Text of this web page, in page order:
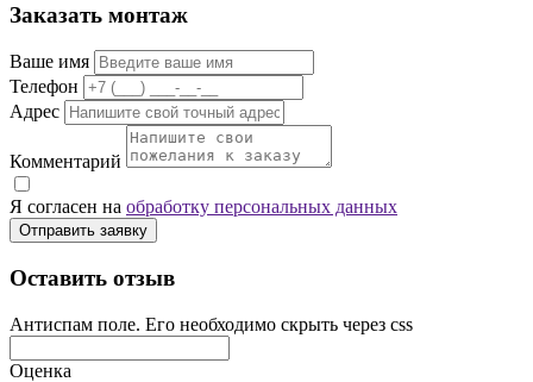
Заказать монтаж
Ваше имя
Телефон
Адрес
Комментарий
Я согласен на обработку персональных данных
Отправить заявку
Оставить отзыв
Антиспам поле. Его необходимо скрыть через css
Оценка